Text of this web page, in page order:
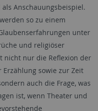
Anschauungsbeispiel.
so zu einem
unter
und religiöser
nicht nur die Reflexion der
sowie zur Zeit
auch die Frage, was
ist, wenn Theater und